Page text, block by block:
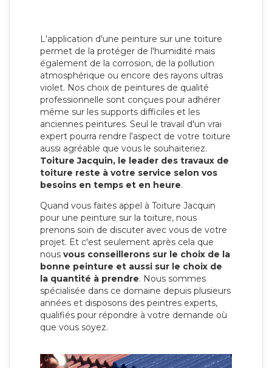
L'application d'une peinture sur une toiture
permet de la protéger de l'humidité mais
également de la corrosion, de la pollution
atmosphérique ou encore des rayons ultras
violet. Nos choix de peintures de qualité
professionnelle sont conçues pour adhérer
même sur les supports difficiles et les
anciennes peintures. Seul le travail d'un vrai
expert pourra rendre l'aspect de votre toiture
aussi agréable que vous le souhaiteriez.
Toiture Jacquin, le leader des travaux de
toiture reste à votre service selon vos
besoins en temps et en heure.
Quand vous faites appel à Toiture Jacquin
pour une peinture sur la toiture, nous
prenons soin de discuter avec vous de votre
projet. Et c'est seulement après cela que
nous vous conseillerons sur le choix de la
bonne peinture et aussi sur le choix de
la quantité à prendre. Nous sommes
spécialisée dans ce domaine depuis plusieurs
années et disposons des peintres experts,
qualifiés pour répondre à votre demande où
que vous soyez.